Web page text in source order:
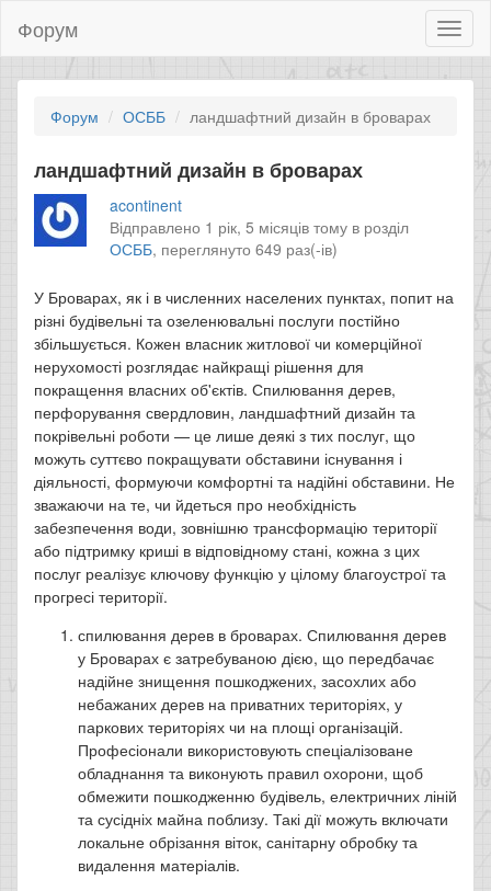
Форум
Форум ОСББ ландшафтний дизайн в броварах
ландшафтний дизайн в броварах
acontinent
Відправлено 1 рік, 5 місяців тому в розділ
ОСББ, переглянуто 649 раз(-ів)
У Броварах, як і в численних населених пунктах, попит на
різні будівельні та озеленювальні послуги постійно
збільшується. Кожен власник житлової чи комерційної
нерухомості розглядає найкращі рішення для
покращення власних об'єктів. Спилювання дерев,
перфорування свердловин, ландшафтний дизайн та
покрівельні роботи — це лише деякі з тих послуг, що
можуть суттєво покращувати обставини існування і
діяльності, формуючи комфортні та надійні обставини. Не
зважаючи на те, чи йдеться про необхідність
забезпечення води, зовнішню трансформацію території
або підтримку криші в відповідному стані, кожна з цих
послуг реалізує ключову функцію у цілому благоустрої та
прогресі території.
спилювання дерев в броварах. Спилювання дерев
у Броварах є затребуваною дією, що передбачає
надійне знищення пошкоджених, засохлих або
небажаних дерев на приватних територіях, у
паркових територіях чи на площі організацій.
Професіонали використовують спеціалізоване
обладнання та виконують правил охорони, щоб
обмежити пошкодженню будівель, електричних ліній
та сусідніх майна поблизу. Такі дії можуть включати
локальне обрізання віток, санітарну обробку та
видалення матеріалів.